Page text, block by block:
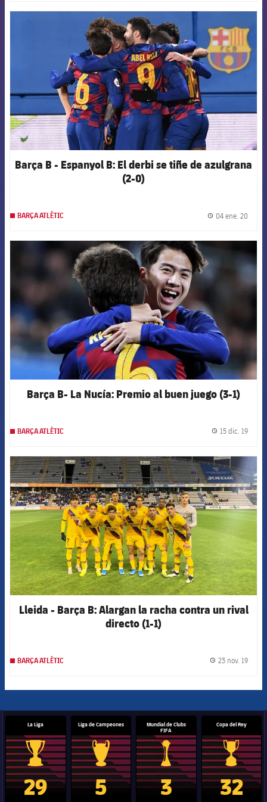
FCB Barcelona badge
Barça B - Espanyol B: El derbi se tiñe de azulgrana
(2-0)
BARÇA ATLÈTIC 04 ene. 20
FCB Barcelona badge
Barça B- La Nucía: Premio al buen juego (3-1)
BARÇA ATLÈTIC 15 dic. 19
FCB Barcelona badge
Lleida - Barça B: Alargan la racha contra un rival
directo (1-1)
BARÇA ATLÈTIC 23 nov. 19
La Liga
Trofeo de La Liga
29
Liga de Campeones
Trofeo de la Liga de Campeones
5
Mundial de Clubs
FIFA
Trofeo del Mundial de
3
Copa del Rey
Copa del
32